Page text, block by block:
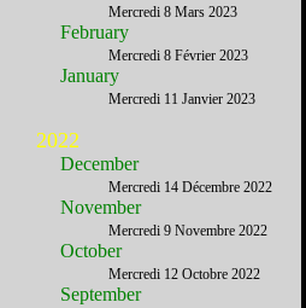
La
Mercredi 8 Mars 2023
February
Mercredi 8 Février 2023
January
Mercredi 11 Janvier 2023
2022
December
Mercredi 14 Décembre 2022
November
Mercredi 9 Novembre 2022
October
Mercredi 12 Octobre 2022
September